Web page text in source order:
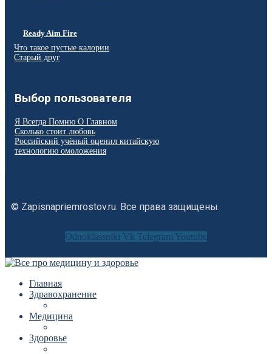
Ready Aim Fire
Что такое пустые калории
Старый друг
Выбор пользователя
Я Всегда Помню О Главном
Сколько стоит любовь
Российский учёный оценил китайскую
технологию омоложения
© Zapisnapriemrostov.ru. Все права защищены.
Odnoklassniki Vk Telegram Youtube
Главная
Здравохранение
Медицина
Здоровье